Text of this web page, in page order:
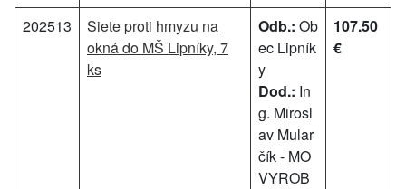
202513
Siete proti hmyzu na
okná do MŠ Lipníky, 7
ks
Odb.: Ob
ec Lipník
y
Dod.: In
g. Mirosl
av Mular
čík - MO
VYROB
107.50
€